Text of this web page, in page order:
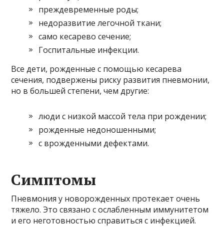
преждевременные роды;
недоразвитие легочной ткани;
само кесарево сечение;
Госпитальные инфекции.
Все дети, рожденные с помощью кесарева
сечения, подвержены риску развития пневмонии,
но в большей степени, чем другие:
люди с низкой массой тела при рождении;
рожденные недоношенными;
с врожденными дефектами.
Симптомы
Пневмония у новорожденных протекает очень
тяжело. Это связано с ослабленным иммунитетом
и его неготовностью справиться с инфекцией.